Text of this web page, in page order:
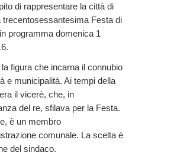
di rappresentare la città di
trecentosessantesima Festa di
programma domenica 1
figura che incarna il connubio
e municipalità. Ai tempi della
il vicerè, che, in
del re, sfilava per la Festa.
è un membro
comunale. La scelta è
del sindaco.